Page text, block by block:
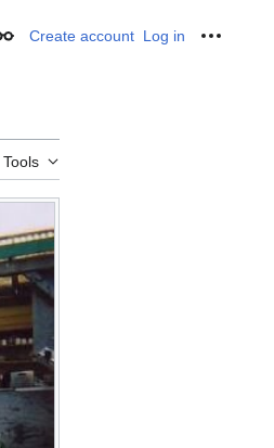
Appearance
Create account Log in
Tools